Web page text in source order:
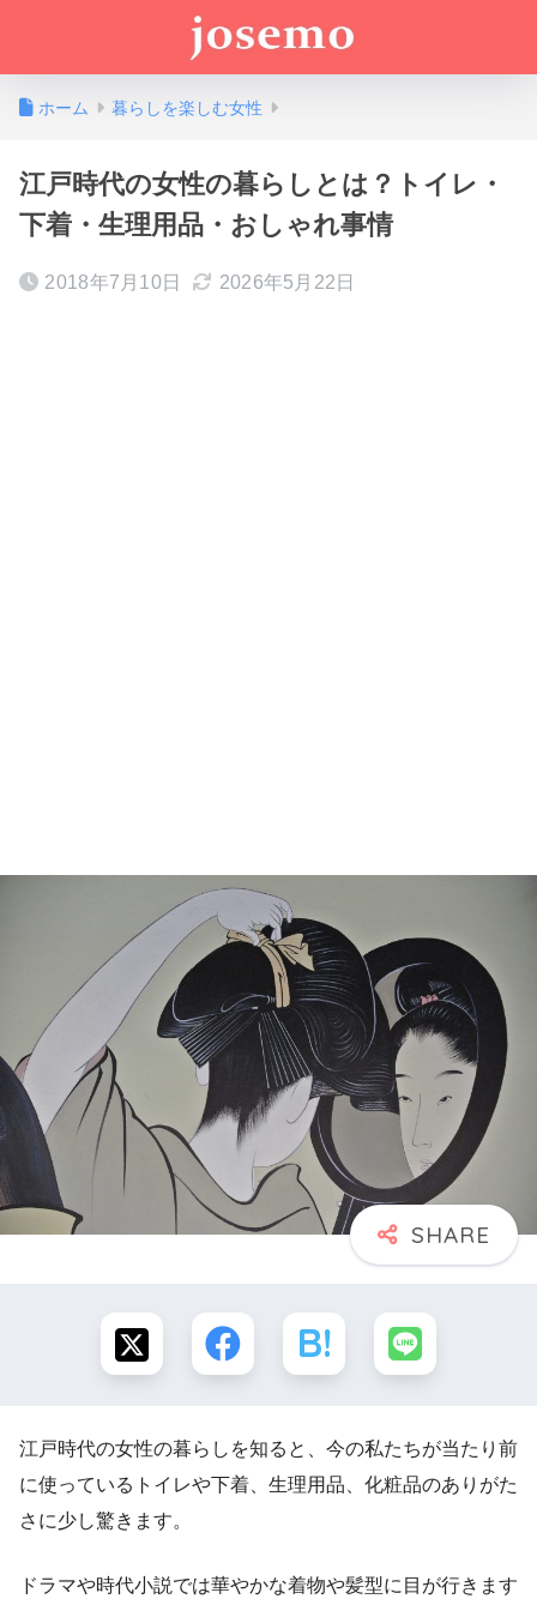
ホーム 暮らしを楽しむ女性
江戸時代の女性の暮らしとは？トイレ・
下着・生理用品・おしゃれ事情
2018年7月10日 2026年5月22日
江戸時代の女性の暮らしを知ると、今の私たちが当たり前
に使っているトイレや下着、生理用品、化粧品のありがた
さに少し驚きます。
ドラマや時代小説では華やかな着物や髪型に目が行きます